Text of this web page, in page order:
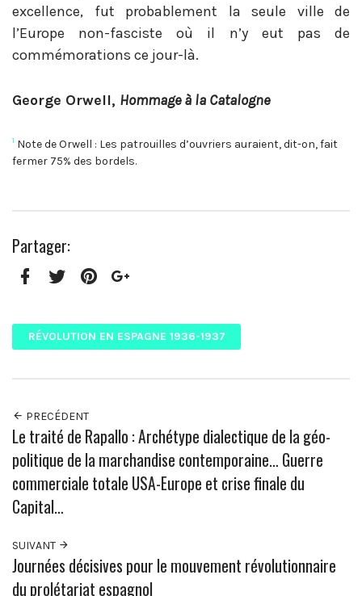
excellence, fut probablement la seule ville de
l’Europe non-fasciste où il n’y eut pas de
commémorations ce jour-là.
George Orwell, Hommage à la Catalogne
1 Note de Orwell : Les patrouilles d’ouvriers auraient, dit-on, fait
fermer 75% des bordels.
Partager:
RÉVOLUTION EN ESPAGNE 1936-1937
PRECÉDENT
Le traité de Rapallo : Archétype dialectique de la géo-
politique de la marchandise contemporaine… Guerre
commerciale totale USA-Europe et crise finale du
Capital…
SUIVANT
Journées décisives pour le mouvement révolutionnaire
du prolétariat espagnol